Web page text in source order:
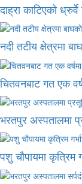
दाह्रा काटिएको
नदी तटीय क्षेत्रमा
चितवनबाट गत एक
भरतपुर अस्पतालमा
पशु चौपायमा कृत्रिम